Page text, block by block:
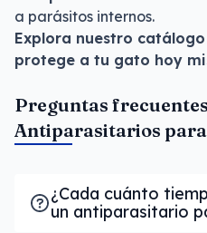
a parásitos internos.
Explora nuestro
protege a tu gato hoy
Preguntas
Antiparasitarios
¿Cada cuánto
un antiparasitario